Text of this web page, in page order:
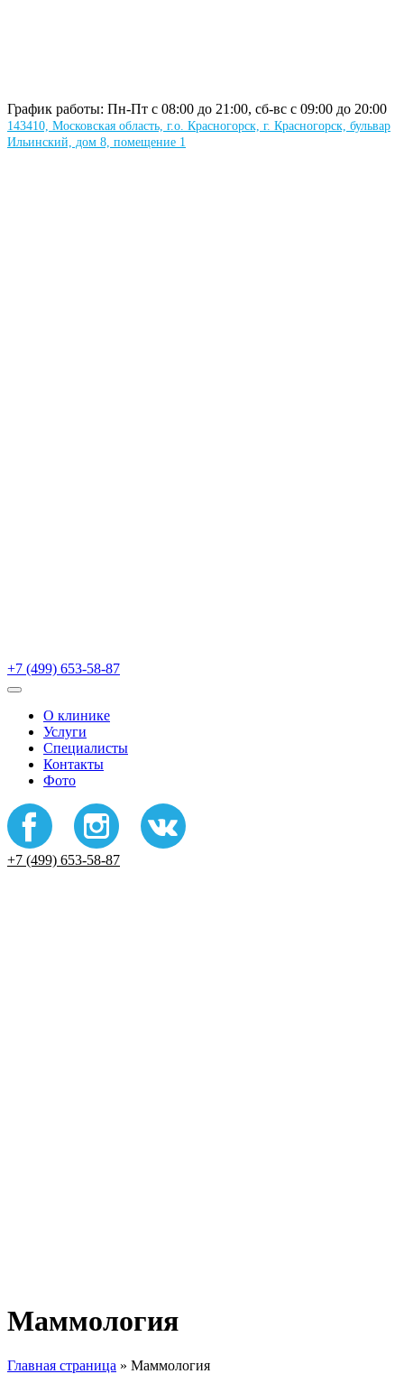
График работы: Пн-Пт с 08:00 до 21:00, сб-вс с 09:00 до 20:00
143410, Московская область, г.о. Красногорск, г. Красногорск, бульвар
Ильинский, дом 8, помещение 1
+7 (499) 653-58-87
О клинике
Услуги
Специалисты
Контакты
Фото
+7 (499) 653-58-87
Маммология
Главная страница » Маммология